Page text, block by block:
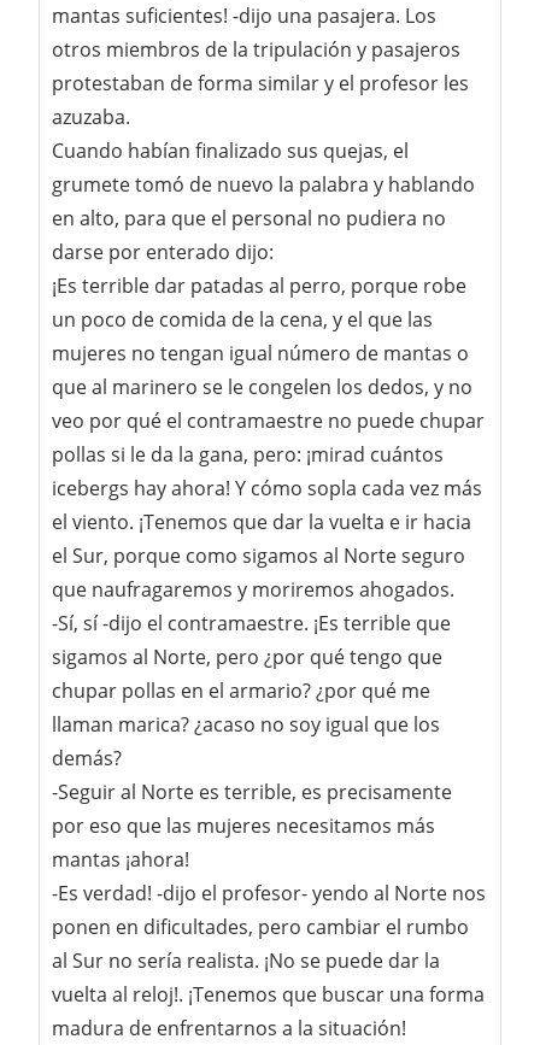
mantas suficientes! -dijo una pasajera. Los
otros miembros de la tripulación y pasajeros
protestaban de forma similar y el profesor les
azuzaba.
Cuando habían finalizado sus quejas, el
grumete tomó de nuevo la palabra y hablando
en alto, para que el personal no pudiera no
darse por enterado dijo:
¡Es terrible dar patadas al perro, porque robe
un poco de comida de la cena, y el que las
mujeres no tengan igual número de mantas o
que al marinero se le congelen los dedos, y no
veo por qué el contramaestre no puede chupar
pollas si le da la gana, pero: ¡mirad cuántos
icebergs hay ahora! Y cómo sopla cada vez más
el viento. ¡Tenemos que dar la vuelta e ir hacia
el Sur, porque como sigamos al Norte seguro
que naufragaremos y moriremos ahogados.
-Sí, sí -dijo el contramaestre. ¡Es terrible que
sigamos al Norte, pero ¿por qué tengo que
chupar pollas en el armario? ¿por qué me
llaman marica? ¿acaso no soy igual que los
demás?
-Seguir al Norte es terrible, es precisamente
por eso que las mujeres necesitamos más
mantas ¡ahora!
-Es verdad! -dijo el profesor- yendo al Norte nos
ponen en dificultades, pero cambiar el rumbo
al Sur no sería realista. ¡No se puede dar la
vuelta al reloj!. ¡Tenemos que buscar una forma
madura de enfrentarnos a la situación!